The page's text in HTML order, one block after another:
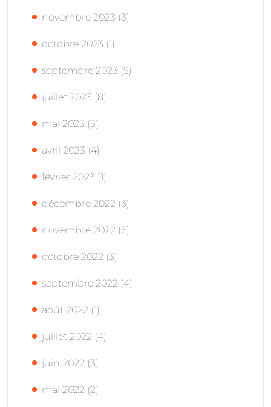
novembre 2023 (3)
octobre 2023 (1)
septembre 2023 (5)
juillet 2023 (8)
mai 2023 (3)
avril 2023 (4)
février 2023 (1)
décembre 2022 (3)
novembre 2022 (6)
octobre 2022 (3)
septembre 2022 (4)
août 2022 (1)
juillet 2022 (4)
juin 2022 (3)
mai 2022 (2)